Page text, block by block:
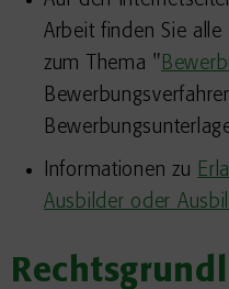
Arbeit finden Sie
zum Thema "
Informationen zu
Ausbilder oder